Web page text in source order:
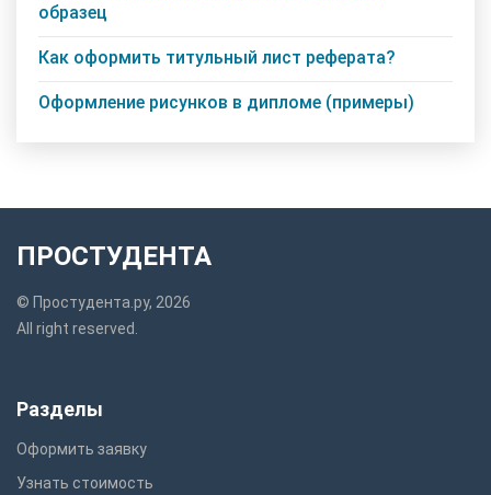
образец
Как оформить титульный лист реферата?
Оформление рисунков в дипломе (примеры)
ПРОСТУДЕНТА
© Простудента.ру, 2026
All right reserved.
Разделы
Оформить заявку
Узнать стоимость